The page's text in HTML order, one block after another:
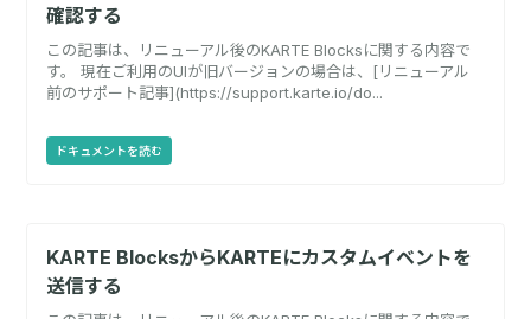
確認する
この記事は、リニューアル後のKARTE Blocksに関する内容で
す。 現在ご利用のUIが旧バージョンの場合は、[リニューアル
前のサポート記事](https://support.karte.io/do...
ドキュメントを読む
KARTE BlocksからKARTEにカスタムイベントを
送信する